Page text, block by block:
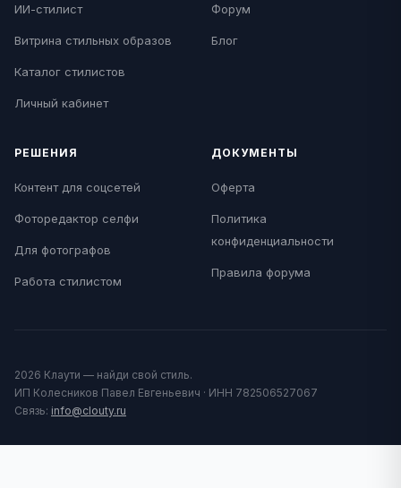
ИИ-стилист
Витрина стильных образов
Каталог стилистов
Личный кабинет
Форум
Блог
РЕШЕНИЯ
Контент для соцсетей
Фоторедактор селфи
Для фотографов
Работа стилистом
ДОКУМЕНТЫ
Оферта
Политика
конфиденциальности
Правила форума
2026 Клаути — найди свой стиль.
ИП Колесников Павел Евгеньевич · ИНН 782506527067
Связь: info@clouty.ru